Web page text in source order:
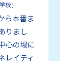
校）
ら本番ま
りまし
心の場に
レイティ